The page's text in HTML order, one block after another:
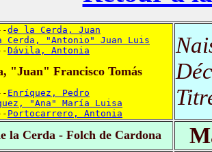
de la Cerda, Juan
Cerda, "Antonio" Juan Luis
Dávila, Antonia
"Juan" Francisco Tomás
Enríquez, Pedro
"Ana" María Luisa
Portocarrero, Antonia
la Cerda - Folch de Cardona